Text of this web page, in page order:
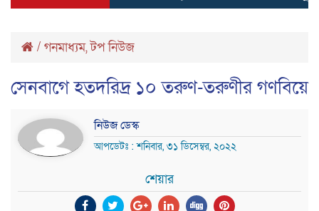
/ গনমাধ্যম,টপ নিউজ
সেনবাগে হতদরিদ্র ১০ তরুণ-তরুণীর গণবিয়ে
নিউজ ডেস্ক
আপডেটঃ : শনিবার, ৩১ ডিসেম্বর, ২০২২
শেয়ার